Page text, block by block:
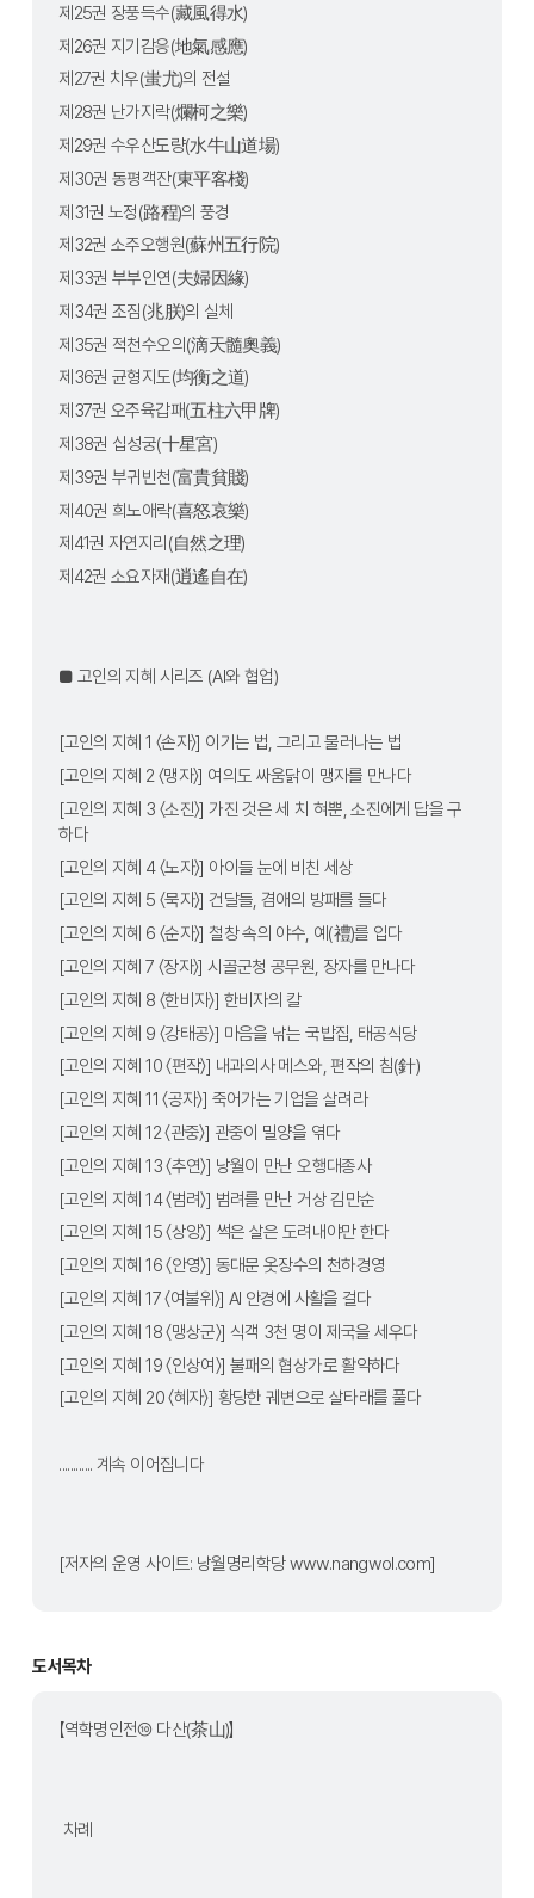
제25권 장풍득수(藏風得水)
제26권 지기감응(地氣感應)
제27권 치우(蚩尤)의 전설
제28권 난가지락(爛柯之樂)
제29권 수우산도량(水牛山道場)
제30권 동평객잔(東平客棧)
제31권 노정(路程)의 풍경
제32권 소주오행원(蘇州五行院)
제33권 부부인연(夫婦因緣)
제34권 조짐(兆朕)의 실체
제35권 적천수오의(滴天髓奧義)
제36권 균형지도(均衡之道)
제37권 오주육갑패(五柱六甲牌)
제38권 십성궁(十星宮)
제39권 부귀빈천(富貴貧賤)
제40권 희노애락(喜怒哀樂)
제41권 자연지리(自然之理)
제42권 소요자재(逍遙自在)
■ 고인의 지혜 시리즈 (AI와 협업)
[고인의 지혜 1 〈손자〉] 이기는 법, 그리고 물러나는 법
[고인의 지혜 2 〈맹자〉] 여의도 싸움닭이 맹자를 만나다
[고인의 지혜 3 〈소진〉] 가진 것은 세 치 혀뿐, 소진에게 답을 구
하다
[고인의 지혜 4 〈노자〉] 아이들 눈에 비친 세상
[고인의 지혜 5 〈묵자〉] 건달들, 겸애의 방패를 들다
[고인의 지혜 6 〈순자〉] 철창 속의 야수, 예(禮)를 입다
[고인의 지혜 7 〈장자〉] 시골군청 공무원, 장자를 만나다
[고인의 지혜 8 〈한비자〉] 한비자의 칼
[고인의 지혜 9 〈강태공〉] 마음을 낚는 국밥집, 태공식당
[고인의 지혜 10 〈편작〉] 내과의사 메스와, 편작의 침(針)
[고인의 지혜 11 〈공자〉] 죽어가는 기업을 살려라
[고인의 지혜 12 〈관중〉] 관중이 밀양을 엮다
[고인의 지혜 13 〈추연〉] 낭월이 만난 오행대종사
[고인의 지혜 14 〈범려〉] 범려를 만난 거상 김만순
[고인의 지혜 15 〈상앙〉] 썩은 살은 도려내야만 한다
[고인의 지혜 16 〈안영〉] 동대문 옷장수의 천하경영
[고인의 지혜 17 〈여불위〉] AI 안경에 사활을 걸다
[고인의 지혜 18 〈맹상군〉] 식객 3천 명이 제국을 세우다
[고인의 지혜 19 〈인상여〉] 불패의 협상가로 활약하다
[고인의 지혜 20 〈혜자〉] 황당한 궤변으로 살타래를 풀다
............ 계속 이어집니다
[저자의 운영 사이트: 낭월명리학당 www.nangwol.com]
도서목차
【역학명인전⑩ 다산(茶山)】
차례